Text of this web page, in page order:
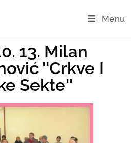
Menu
13. Milan
''Crkve I
Sekte''